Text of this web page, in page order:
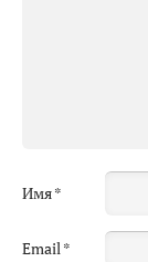
Имя*
Email *